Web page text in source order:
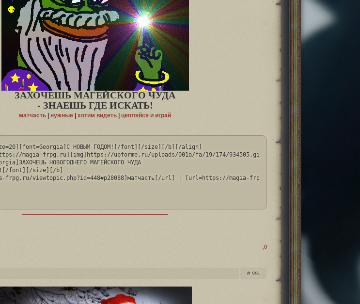
ЗАХОЧЕШЬ МАГЕЙСКОГО ЧУДА
- ЗНАЕШЬ ГДЕ ИСКАТЬ!
матчасть нужные хотим видеть цепляйся и играй
НОВЫМ ГОДОМ![/font][/size][/b][/align]
magia-frpg.ru][img]https://upforme.ru/uploads/001a/fa/19/174/934505.gif[/img][/url]
НОВОГОДНЕГО МАГЕЙСКОГО ЧУДА
font][/size][/b]
frpg.ru/viewtopic.php?id=448#p28088]матчасть[/url] | [url=https://magia-frpg.ru/
0
991